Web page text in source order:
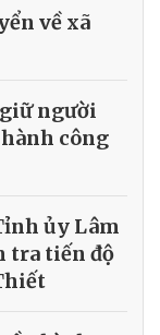
về xã
người
công
ủy Lâm
tra tiến độ